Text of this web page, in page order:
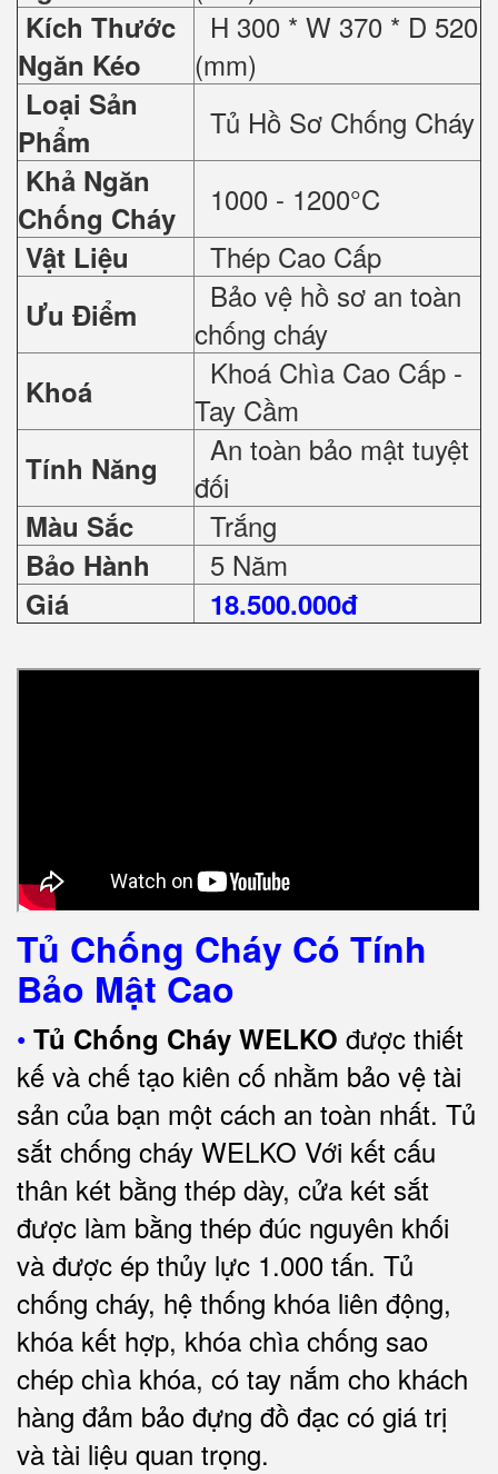
Kích Thước
Ngăn Kéo
H 300 * W 370 * D 520
(mm)
Loại Sản
Phẩm
Tủ Hồ Sơ Chống Cháy
Khả Ngăn
Chống Cháy
1000 - 1200°C
Vật Liệu Thép Cao Cấp
Ưu Điểm
Bảo vệ hồ sơ an toàn
chống cháy
Khoá
Khoá Chìa Cao Cấp -
Tay Cầm
Tính Năng
An toàn bảo mật tuyệt
đối
Màu Sắc Trắng
Bảo Hành 5 Năm
Giá 18.500.000đ
Tủ Chống Cháy Có Tính
Bảo Mật Cao
• Tủ Chống Cháy WELKO được thiết
kế và chế tạo kiên cố nhằm bảo vệ tài
sản của bạn một cách an toàn nhất. Tủ
sắt chống cháy WELKO Với kết cấu
thân két bằng thép dày, cửa két sắt
được làm bằng thép đúc nguyên khối
và được ép thủy lực 1.000 tấn. Tủ
chống cháy, hệ thống khóa liên động,
khóa kết hợp, khóa chìa chống sao
chép chìa khóa, có tay nắm cho khách
hàng đảm bảo đựng đồ đạc có giá trị
và tài liệu quan trọng.